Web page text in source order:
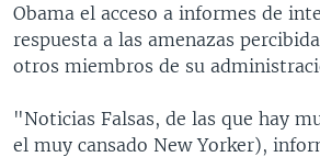
DEPORTIVO INTERNACIONAL
NOTA ECONÓMICA
Idiomas
Obama el acceso a informes de
respuesta a las amenazas
otros miembros de su
"Noticias Falsas, de las que hay
el muy cansado New Yorker),